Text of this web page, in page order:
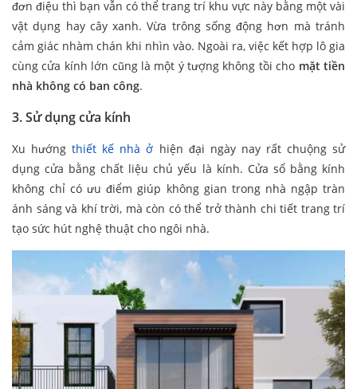
đơn điệu thì bạn vẫn có thể trang trí khu vực này bằng một vài
vật dụng hay cây xanh. Vừa trông sống động hơn mà tránh
cảm giác nhàm chán khi nhìn vào. Ngoài ra, việc kết hợp lô gia
cùng cửa kính lớn cũng là một ý tượng không tồi cho mặt tiền
nhà không có ban công.
3. Sử dụng cửa kính
Xu hướngthiết kế nhà ở hiện đại ngày nay rất chuộng sử
dụng cửa bằng chất liệu chủ yếu là kính. Cửa sổ bằng kính
không chỉ có ưu điểm giúp không gian trong nhà ngập tràn
ánh sáng và khí trời, mà còn có thể trở thành chi tiết trang trí
tạo sức hút nghệ thuật cho ngôi nhà.